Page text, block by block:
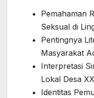
Pemahaman
Seksual di
Pentingnya
Masyarakat
Interpretasi
Lokal Desa
Identitas